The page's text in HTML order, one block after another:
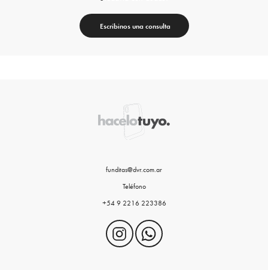
Escribinos una consulta
funditas@dvr.com.ar
Teléfono
+54 9 2216 223386